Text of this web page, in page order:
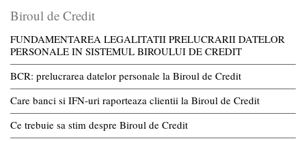
Biroul de Credit
FUNDAMENTAREA LEGALITATII PRELUCRARII DATELOR
PERSONALE IN SISTEMUL BIROULUI DE CREDIT
BCR: prelucrarea datelor personale la Biroul de Credit
Care banci si IFN-uri raporteaza clientii la Biroul de Credit
Ce trebuie sa stim despre Biroul de Credit